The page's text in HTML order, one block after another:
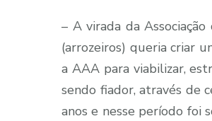
– A virada da
(arrozeiros) queria criar
a AAA para viabilizar,
sendo fiador, através de
anos e nesse período foi